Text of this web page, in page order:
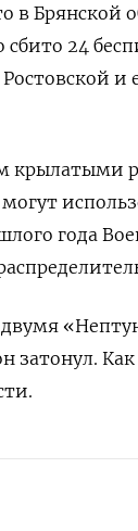
в Брянской
сбито 24
крылатыми
года
двумя
затонул.